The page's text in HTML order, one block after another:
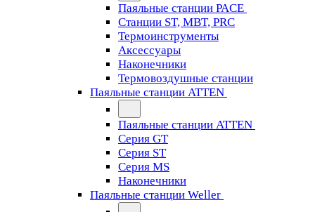
Паяльные станции PACE
Станции ST, MBT, PRC
Термоинструменты
Аксессуары
Наконечники
Термовоздушные станции
Паяльные станции ATTEN
Паяльные станции ATTEN
Серия GT
Серия ST
Серия MS
Наконечники
Паяльные станции Weller